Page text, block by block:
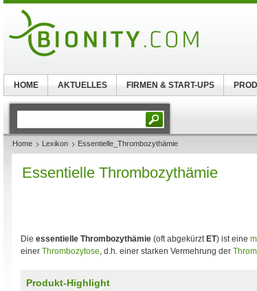
Home Lexikon Essentielle_Thrombozythämie
Essentielle Thrombozythämie
Die essentielle Thrombozythämie (oft abgekürzt ET) ist eine
einer Thrombozytose, d.h. einer starken Vermehrung der
Produkt-Highlight
HOME AKTUELLES FIRMEN & START-UPS